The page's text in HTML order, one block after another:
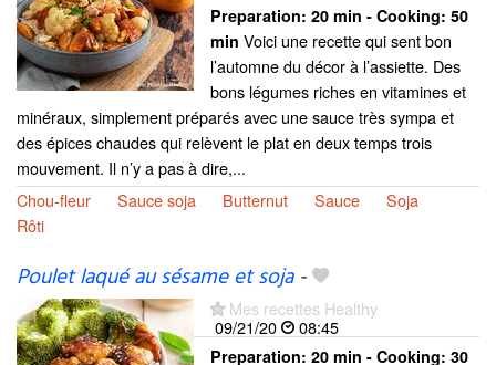
Preparation: 20 min - Cooking: 50
min Voici une recette qui sent bon
l’automne du décor à l’assiette. Des
bons légumes riches en vitamines et
minéraux, simplement préparés avec une sauce très sympa et
des épices chaudes qui relèvent le plat en deux temps trois
mouvement. Il n’y a pas à dire,...
Chou-fleur
Sauce soja Butternut Sauce
Soja
Rôti
Poulet laqué au sésame et soja-
Mes recettes Healthy
09/21/20
08:45
Preparation: 20 min - Cooking: 30